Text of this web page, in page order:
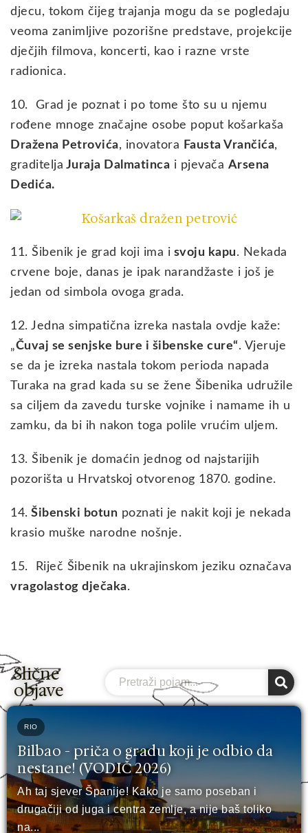
djecu, tokom čijeg trajanja mogu da se pogledaju
veoma zanimljive pozorišne predstave, projekcije
dječjih filmova, koncerti, kao i razne vrste
radionica.
10. Grad je poznat i po tome što su u njemu
rođene mnoge značajne osobe poput košarkaša
Dražena Petrovića, inovatora Fausta Vrančića,
graditelja Juraja Dalmatinca i pjevača Arsena
Dedića.
11. Šibenik je grad koji ima i svoju kapu. Nekada
crvene boje, danas je ipak narandžaste i još je
jedan od simbola ovoga grada.
12. Jedna simpatična izreka nastala ovdje kaže:
„Čuvaj se senjske bure i šibenske cure“. Vjeruje
se da je izreka nastala tokom perioda napada
Turaka na grad kada su se žene Šibenika udružile
sa ciljem da zavedu turske vojnike i namame ih u
zamku, da bi ih nakon toga polile vrućim uljem.
13. Šibenik je domaćin jednog od najstarijih
pozorišta u Hrvatskoj otvorenog 1870. godine.
14. Šibenski botun poznati je nakit koji je nekada
krasio muške narodne nošnje.
15. Riječ Šibenik na ukrajinskom jeziku označava
vragolastog dječaka.
Slične
objave
Search
RIO
Bilbao - priča o gradu koji je odbio da
nestane! (VODIČ 2026)
Ah taj sjever Španije! Kako je samo poseban i
drugačiji od juga i centra zemlje, a nije baš toliko
na...